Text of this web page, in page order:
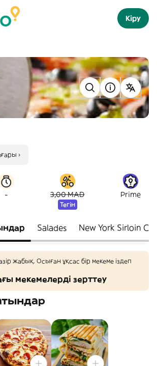
Кіру
›
- 3,00 MAD
Тегін
Prime
Salades New York Sirloin
жабық. Осыған ұқсас бір мекеме іздеп
мекемелерді зерттеу